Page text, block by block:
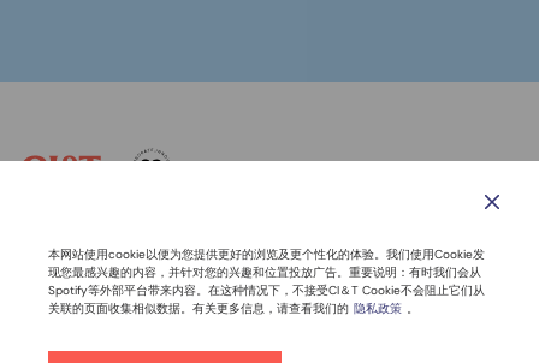
联系我们 道德与行为准则 隐私声明 网站导航
联系电话：400-100-6061
本网站使用cookie以便为您提供更好的浏览及更个性化的体验。我们使用Cookie发
现您最感兴趣的内容，并针对您的兴趣和位置投放广告。重要说明：有时我们会从
Spotify等外部平台带来内容。在这种情况下，不接受CI＆T Cookie不会阻止它们从
关联的页面收集相似数据。有关更多信息，请查看我们的 隐私政策 。